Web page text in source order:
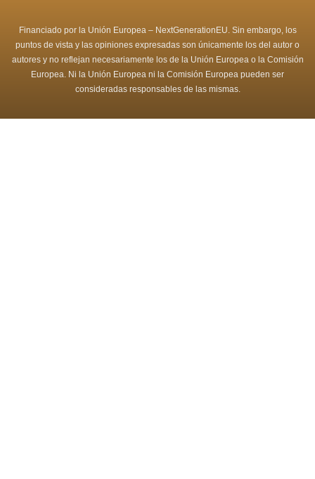
Financiado por la Unión Europea – NextGenerationEU. Sin embargo, los
puntos de vista y las opiniones expresadas son únicamente los del autor o
autores y no reflejan necesariamente los de la Unión Europea o la Comisión
Europea. Ni la Unión Europea ni la Comisión Europea pueden ser
consideradas responsables de las mismas.